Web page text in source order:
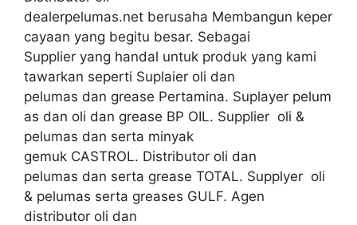
dealerpelumas.net berusaha Membangun keper
cayaan yang begitu besar. Sebagai
Supplier yang handal untuk produk yang kami
tawarkan seperti Suplaier oli dan
pelumas dan grease Pertamina. Suplayer pelum
as dan oli dan grease BP OIL. Supplier oli &
pelumas dan serta minyak
gemuk CASTROL. Distributor oli dan
pelumas dan serta grease TOTAL. Supplyer oli
& pelumas serta greases GULF. Agen
distributor oli dan